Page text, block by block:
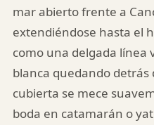
mar abierto frente a
extendiéndose hasta el
como una delgada línea
blanca quedando
cubierta se mece
boda en catamarán o